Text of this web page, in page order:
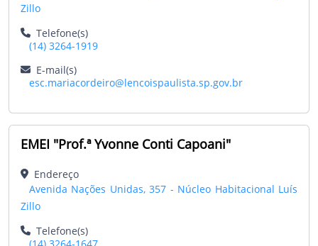
Zillo
Telefone(s)
(14) 3264-1919
E-mail(s)
esc.mariacordeiro@lencoispaulista.sp.gov.br
EMEI "Prof.ª Yvonne Conti Capoani"
Endereço
Avenida Nações Unidas, 357 - Núcleo Habitacional Luís
Zillo
Telefone(s)
(14) 3264-1647